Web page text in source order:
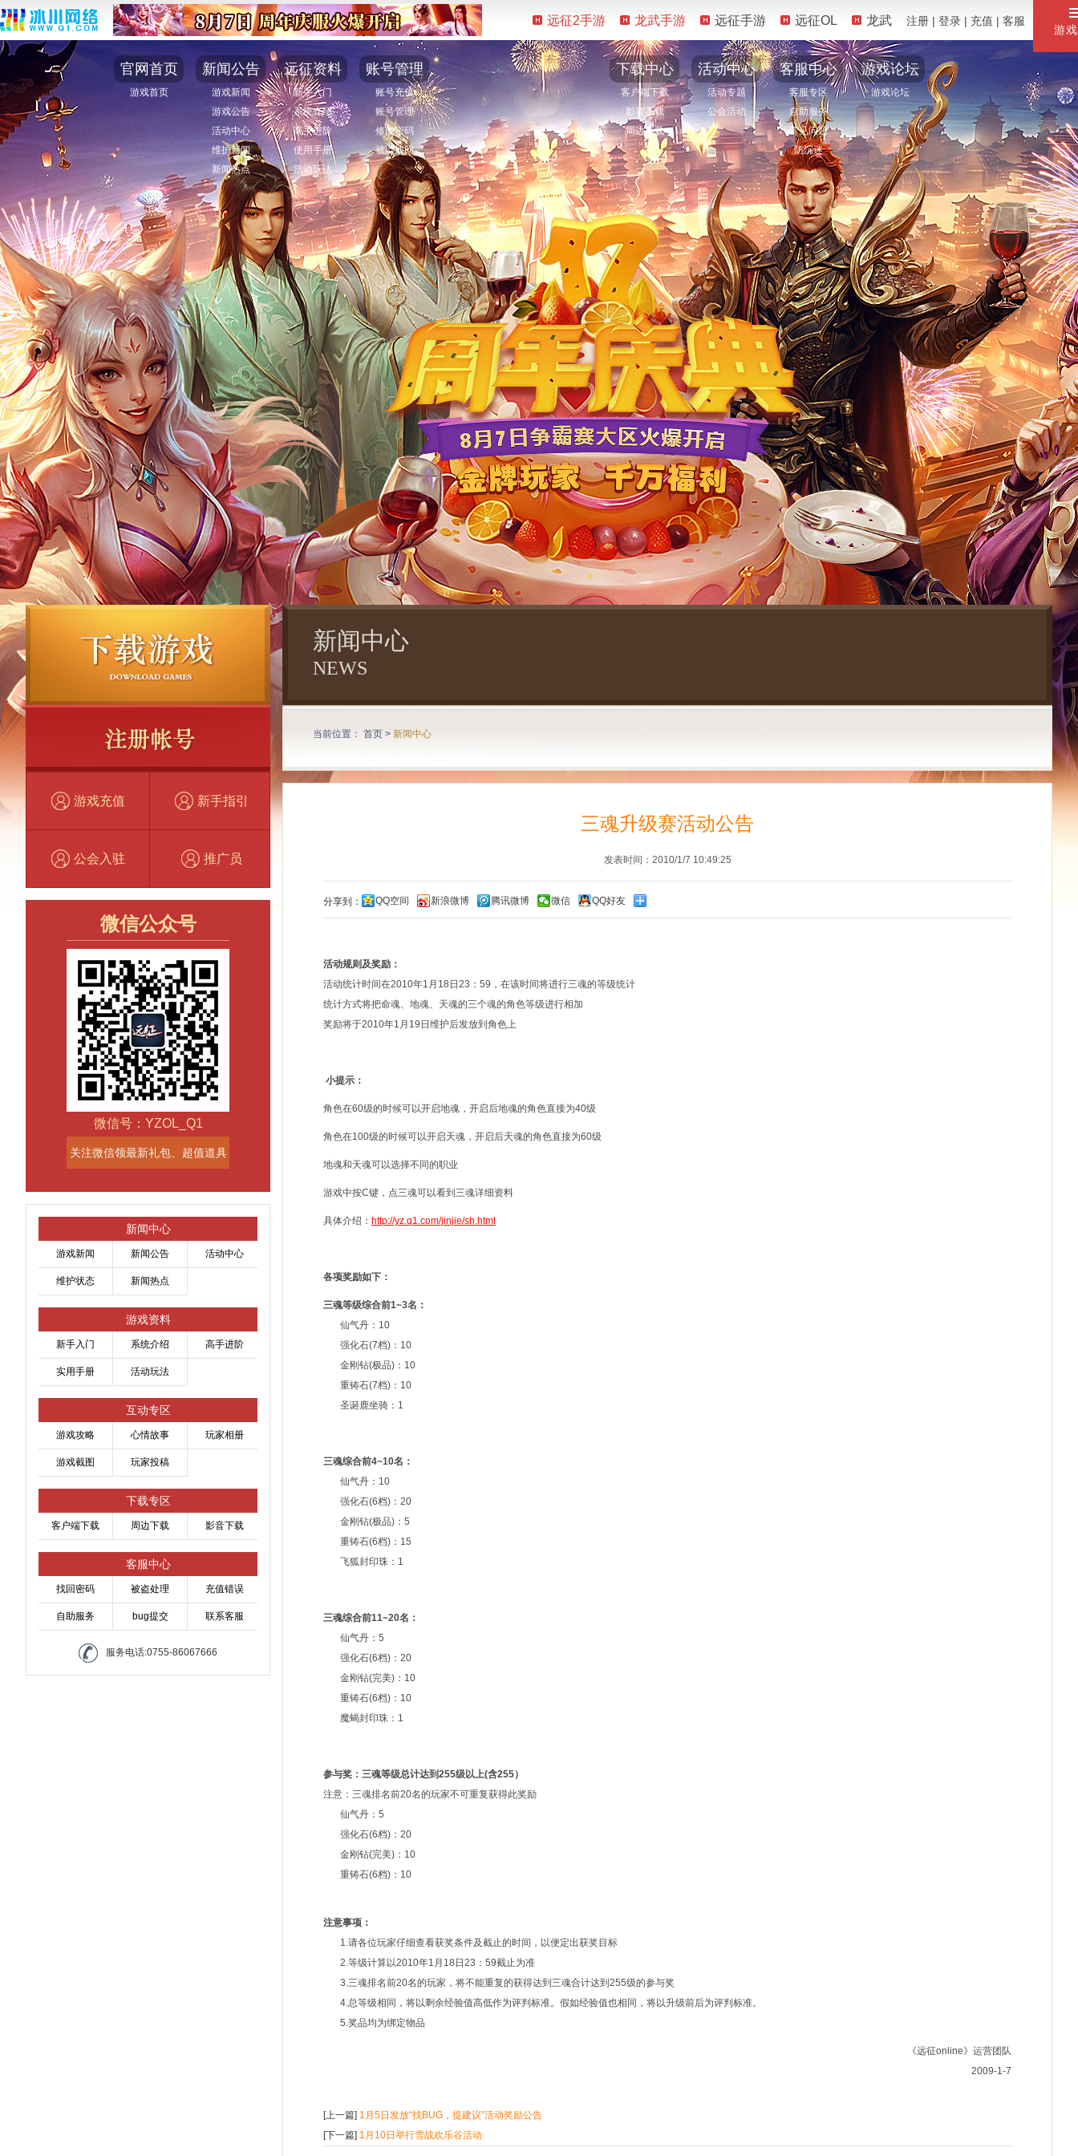
游
远征2手游 龙武手游 远征手游 远征OL 龙武 注册 | 登录 | 充值 | 客服
官网首页
游戏首页
新闻公告
游戏新闻
游戏公告
活动中心
维护新闻
新闻热点
远征资料
新手入门
系统介绍
高手进阶
使用手册
活动玩法
账号管理
账号充值
账号管理
修改密码
被盗找回
下载中心
客户端下载
影音下载
周边下载
活动中心
活动专题
公会活动
客服中心
客服专区
自助服务
常见问题
防沉迷
游戏论坛
游戏论坛
游戏充值 新手指引
公会入驻 推广员
微信公众号
微信号：YZOL_Q1
关注微信领最新礼包、超值道具
新闻中心
游戏新闻 新闻公告 活动中心
维护状态 新闻热点
游戏资料
新手入门 系统介绍 高手进阶
实用手册 活动玩法
互动专区
游戏攻略 心情故事 玩家相册
游戏截图 玩家投稿
下载专区
客户端下载 周边下载 影音下载
客服中心
找回密码 被盗处理 充值错误
自助服务 bug提交 联系客服
服务电话:0755-86067666
新闻中心
NEWS
当前位置： 首页 > 新闻中心
三魂升级赛活动公告
发表时间：2010/1/7 10:49:25
分享到： QQ空间 新浪微博 腾讯微博 微信 QQ好友
活动规则及奖励：
活动统计时间在2010年1月18日23：59，在该时间将进行三魂的等级统计
统计方式将把命魂、地魂、天魂的三个魂的角色等级进行相加
奖励将于2010年1月19日维护后发放到角色上
小提示：
角色在60级的时候可以开启地魂，开启后地魂的角色直接为40级
角色在100级的时候可以开启天魂，开启后天魂的角色直接为60级
地魂和天魂可以选择不同的职业
游戏中按C键，点三魂可以看到三魂详细资料
具体介绍： http://yz.q1.com/jinjie/sh.html
各项奖励如下：
三魂等级综合前1~3名：
仙气丹：10
强化石(7档)：10
金刚钻(极品)：10
重铸石(7档)：10
圣诞鹿坐骑：1
三魂综合前4~10名：
仙气丹：10
强化石(6档)：20
金刚钻(极品)：5
重铸石(6档)：15
飞狐封印珠：1
三魂综合前11~20名：
仙气丹：5
强化石(6档)：20
金刚钻(完美)：10
重铸石(6档)：10
魔蝎封印珠：1
参与奖：三魂等级总计达到255级以上(含255）
注意：三魂排名前20名的玩家不可重复获得此奖励
仙气丹：5
强化石(6档)：20
金刚钻(完美)：10
重铸石(6档)：10
注意事项：
1.请各位玩家仔细查看获奖条件及截止的时间，以便定出获奖目标
2.等级计算以2010年1月18日23：59截止为准
3.三魂排名前20名的玩家，将不能重复的获得达到三魂合计达到255级的参与奖
4.总等级相同，将以剩余经验值高低作为评判标准。假如经验值也相同，将以升级前后为评判标准。
5.奖品均为绑定物品
《远征online》运营团队
2009-1-7
[上一篇] 1月5日发放“找BUG，提建议”活动奖励公告
[下一篇] 1月10日举行雪战欢乐谷活动